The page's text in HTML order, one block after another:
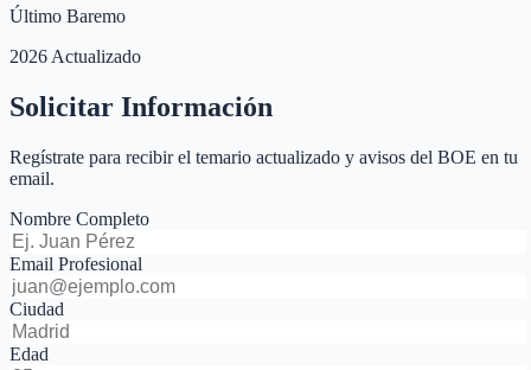
Último Baremo
2026 Actualizado
Solicitar Información
Regístrate para recibir el temario actualizado y avisos del BOE en tu
email.
Nombre Completo
Email Profesional
Ciudad
Edad